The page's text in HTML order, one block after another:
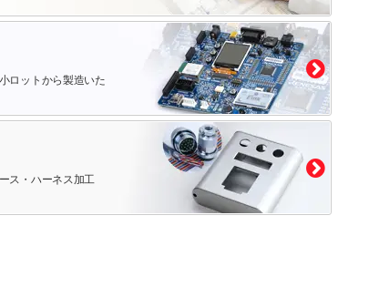
ロットから製造いた
ス・ハーネス加工